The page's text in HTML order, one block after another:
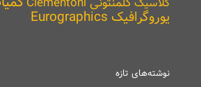
یوروگرافیک Eurographics
نوشته‌های تازه